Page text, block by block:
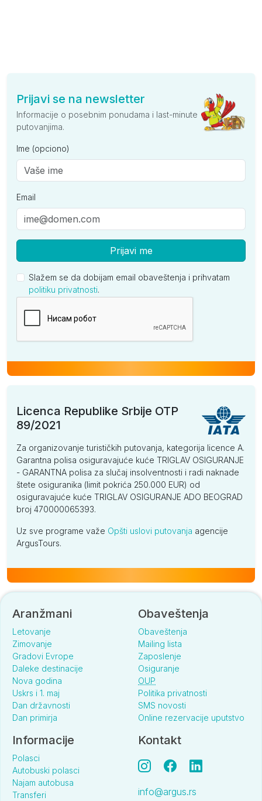
Prijavi se na newsletter
Informacije o posebnim ponudama i last-minute
putovanjima.
Ime (opciono)
Email
Prijavi me
Slažem se da dobijam email obaveštenja i prihvatam
politiku privatnosti.
Licenca Republike Srbije OTP
89/2021
Za organizovanje turističkih putovanja, kategorija licence A.
Garantna polisa osiguravajuće kuće TRIGLAV OSIGURANJE
- GARANTNA polisa za slučaj insolventnosti i radi naknade
štete osiguranika (limit pokrića 250.000 EUR) od
osiguravajuće kuće TRIGLAV OSIGURANJE ADO BEOGRAD
broj 470000065393.
Uz sve programe važe Opšti uslovi putovanja agencije
ArgusTours.
Aranžmani
Letovanje
Zimovanje
Gradovi Evrope
Daleke destinacije
Nova godina
Uskrs i 1. maj
Dan državnosti
Dan primirja
Obaveštenja
Obaveštenja
Mailing lista
Zaposlenje
Osiguranje
OUP
Politika privatnosti
SMS novosti
Online rezervacije uputstvo
Informacije
Polasci
Autobuski polasci
Najam autobusa
Transferi
Kontakt
info@argus.rs